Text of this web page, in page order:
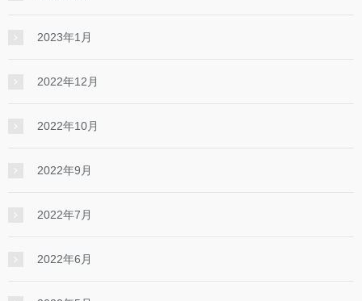
2023年1月
2022年12月
2022年10月
2022年9月
2022年7月
2022年6月